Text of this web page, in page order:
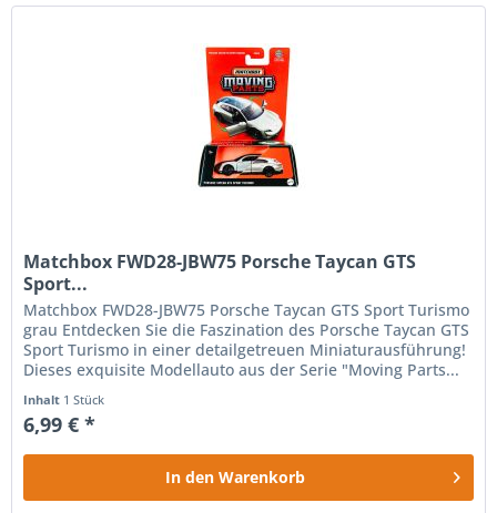
Matchbox FWD28-JBW75 Porsche Taycan GTS
Sport...
Matchbox FWD28-JBW75 Porsche Taycan GTS Sport Turismo
grau Entdecken Sie die Faszination des Porsche Taycan GTS
Sport Turismo in einer detailgetreuen Miniaturausführung!
Dieses exquisite Modellauto aus der Serie "Moving Parts...
Inhalt 1 Stück
6,99 € *
In den Warenkorb